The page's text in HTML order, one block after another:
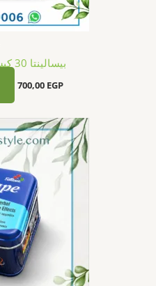
بيسالينتا 30 كبسولة لدعم إدارة الوزن
700,00 EGP